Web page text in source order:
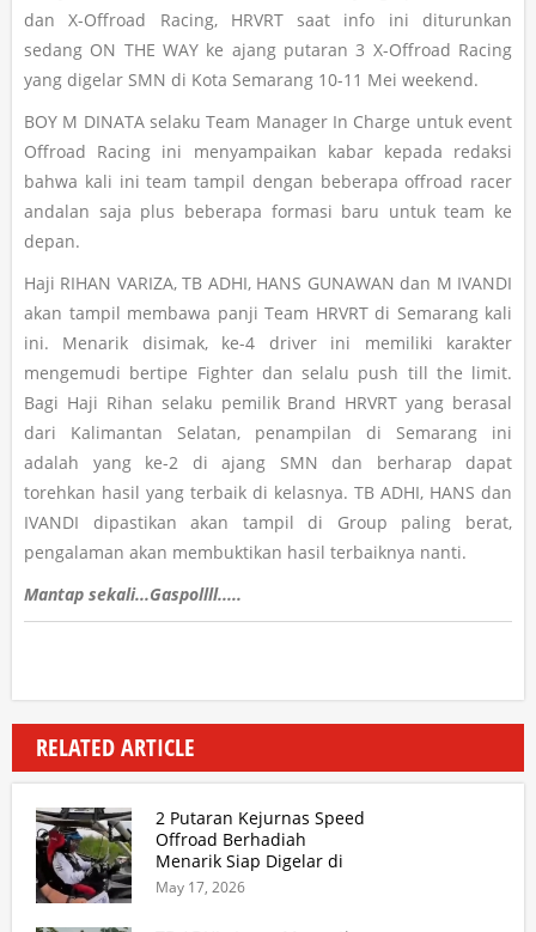
dan X-Offroad Racing, HRVRT saat info ini diturunkan
sedang ON THE WAY ke ajang putaran 3 X-Offroad Racing
yang digelar SMN di Kota Semarang 10-11 Mei weekend.
BOY M DINATA selaku Team Manager In Charge untuk event
Offroad Racing ini menyampaikan kabar kepada redaksi
bahwa kali ini team tampil dengan beberapa offroad racer
andalan saja plus beberapa formasi baru untuk team ke
depan.
Haji RIHAN VARIZA, TB ADHI, HANS GUNAWAN dan M IVANDI
akan tampil membawa panji Team HRVRT di Semarang kali
ini. Menarik disimak, ke-4 driver ini memiliki karakter
mengemudi bertipe Fighter dan selalu push till the limit.
Bagi Haji Rihan selaku pemilik Brand HRVRT yang berasal
dari Kalimantan Selatan, penampilan di Semarang ini
adalah yang ke-2 di ajang SMN dan berharap dapat
torehkan hasil yang terbaik di kelasnya. TB ADHI, HANS dan
IVANDI dipastikan akan tampil di Group paling berat,
pengalaman akan membuktikan hasil terbaiknya nanti.
Mantap sekali...Gaspollll.....
RELATED ARTICLE
2 Putaran Kejurnas Speed
Offroad Berhadiah
Menarik Siap Digelar di
SS Hidzie Cikembar
Sukabumi
May 17, 2026